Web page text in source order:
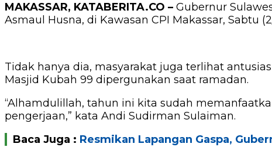
MAKASSAR, KATABERITA.CO – Gubernur
Asmaul Husna, di Kawasan CPI Makassar, Sabtu
Tidak hanya dia, masyarakat juga terlihat
Masjid Kubah 99 dipergunakan saat ramadan.
“Alhamdulillah, tahun ini kita sudah
pengerjaan,” kata Andi Sudirman Sulaiman.
Baca Juga : Resmikan Lapangan Gaspa,